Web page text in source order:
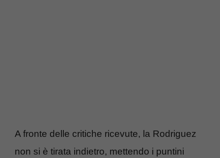
A fronte delle critiche ricevute, la Rodriguez
non si è tirata indietro, mettendo i puntini